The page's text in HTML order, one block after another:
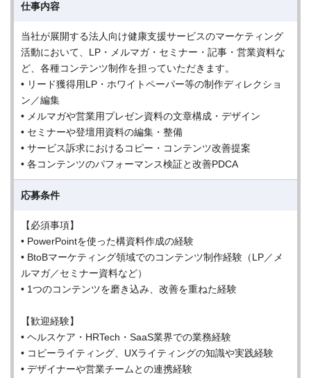
仕事内容
当社が展開する法人向け健康支援サービスのマーケティング
活動において、LP・メルマガ・セミナー・記事・営業資料な
ど、各種コンテンツ制作を担っていただきます。
• リード獲得用LP・ホワイトペーパー等の制作ディレクショ
ン／編集
• メルマガや営業用プレゼン資料の文章構成・デザイン
• セミナーや登壇用資料の編集・整備
• サービス訴求におけるコピー・コンテンツ改善提案
• 各コンテンツのパフォーマンス検証と改善PDCA
応募条件
【必須事項】
• PowerPointを使った構資料作成の経験
• BtoBマーケティング領域でのコンテンツ制作経験（LP／メ
ルマガ／セミナー資料など）
• 1つのコンテンツを磨き込み、改善を重ねた経験
【歓迎経験】
• ヘルスケア・HRTech・SaaS業界での業務経験
• コピーライティング、UXライティングの知識や実践経験
• デザイナーや営業チームとの連携経験